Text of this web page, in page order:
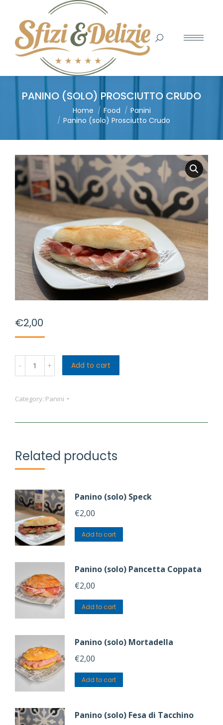
Search:
PANINO (SOLO) PROSCIUTTO CRUDO
Home Food
Panini
Panino (solo) Prosciutto Crudo
€2,00
Panino
(solo)
Crudo
Add to cart
Category: Panini
Related products
Panino (solo) Speck
€2,00
Add to cart
Panino (solo) Pancetta Coppata
€2,00
Add to cart
Panino (solo) Mortadella
€2,00
Add to cart
Panino (solo) Fesa di Tacchino